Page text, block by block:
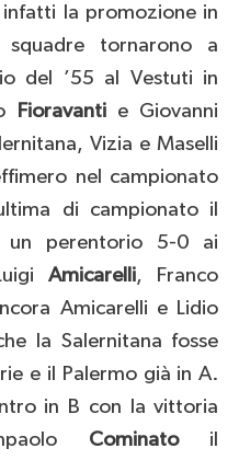
la promozione in
squadre tornarono a
del ’55 al Vestuti in
Fioravantie Giovanni
Vizia e Maselli
nel campionato
di campionato il
un perentorio 5-0 ai
Amicarelli, Franco
Amicarelli e Lidio
la Salernitana fosse
e il Palermo già in A.
in B con la vittoria
Cominatoil